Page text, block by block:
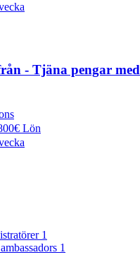
- Tjäna pengar med
Lön
1
1